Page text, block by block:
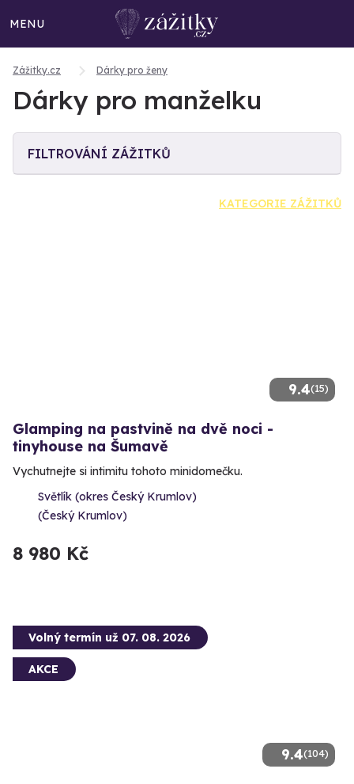
MENU
Zážitky.cz Dárky pro ženy
Dárky pro manželku
FILTROVÁNÍ ZÁŽITKŮ
KATEGORIE ZÁŽITKŮ
9.4(15)
Glamping na pastvině na dvě noci -
tinyhouse na Šumavě
Vychutnejte si intimitu tohoto minidomečku.
Světlík (okres Český Krumlov)
(Český Krumlov)
8 980 Kč
9.4(104)
Volný termín už 07. 08. 2026
AKCE